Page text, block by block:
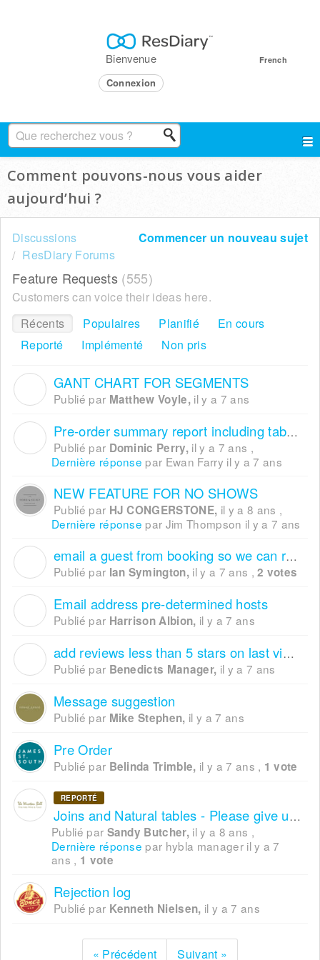
French
Bienvenue
Connexion
Comment pouvons-nous vous aider
aujourd’hui ?
Commencer un nouveau sujet
Discussions
ResDiary Forums
Feature Requests 555
Customers can voice their ideas here.
Récents
Populaires Planifié
En cours
Reporté
Implémenté Non pris
GANT CHART FOR SEGMENTS
Publié par Matthew Voyle, il y a 7 ans
Pre-order summary report including table numbers
Publié par Dominic Perry, il y a 7 ans ,
Dernière réponse par Ewan Farry il y a 7 ans
NEW FEATURE FOR NO SHOWS
Publié par HJ CONGERSTONE, il y a 8 ans ,
Dernière réponse par Jim Thompson il y a 7 ans
email a guest from booking so we can reply to requests or information
Publié par Ian Symington, il y a 7 ans ,2 votes
Email address pre-determined hosts
Publié par Harrison Albion, il y a 7 ans
add reviews less than 5 stars on last visit to booking line in daily grid
Publié par Benedicts Manager, il y a 7 ans
Message suggestion
Publié par Mike Stephen, il y a 7 ans
Pre Order
Publié par Belinda Trimble, il y a 7 ans , 1 vote
REPORTÉ
Joins and Natural tables - Please give us the OPTION of what to sell first
Publié par Sandy Butcher, il y a 8 ans ,
Dernière réponse par hybla manager il y a 7
ans , 1 vote
Rejection log
Publié par Kenneth Nielsen, il y a 7 ans
« Précédent Suivant »